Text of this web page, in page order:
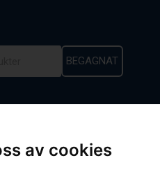
av cookies
BEGAGNAT
C33 Chisel .325″ 1,3 mm